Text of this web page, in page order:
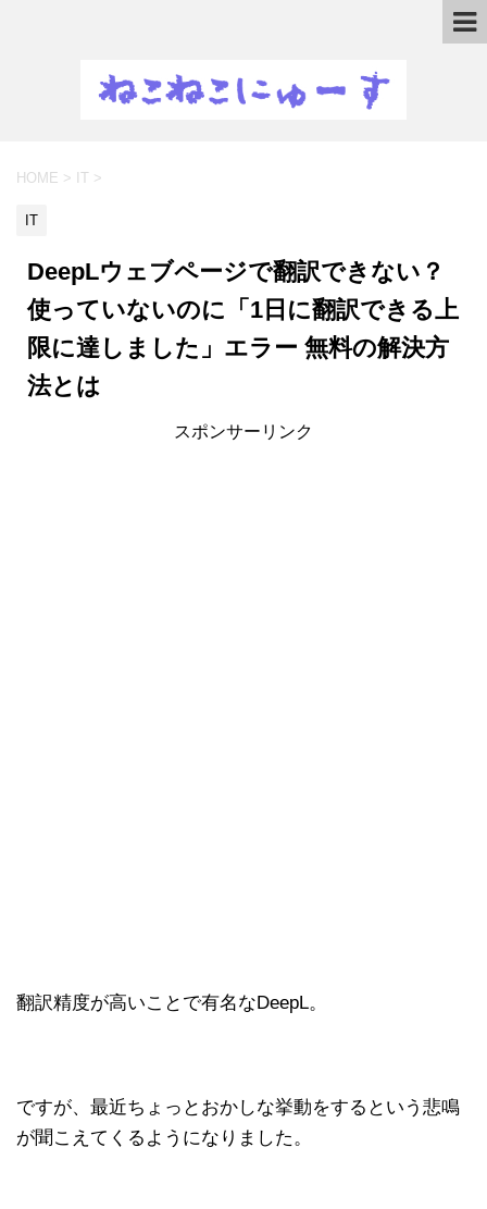
HOME > IT >
IT
DeepLウェブページで翻訳できない？
使っていないのに「1日に翻訳できる上
限に達しました」エラー 無料の解決方
法とは
スポンサーリンク
翻訳精度が高いことで有名なDeepL。
ですが、最近ちょっとおかしな挙動をするという悲鳴
が聞こえてくるようになりました。